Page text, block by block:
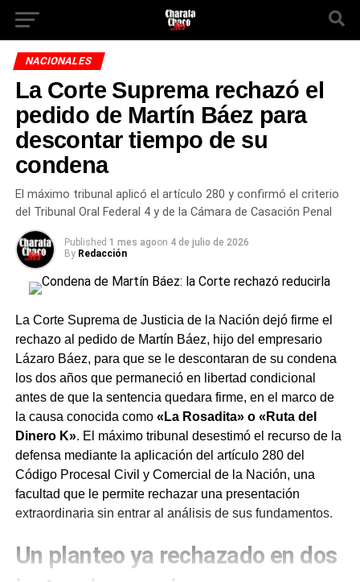
NACIONALES
La Corte Suprema rechazó el
pedido de Martín Báez para
descontar tiempo de su
condena
El máximo tribunal aplicó el artículo 280 y confirmó el criterio
del Tribunal Oral Federal 4 y de la Cámara de Casación Penal
Published 1 mes agoon 4 de julio de 2026
By Redacción
La Corte Suprema de Justicia de la Nación dejó firme el
rechazo al pedido de Martín Báez, hijo del empresario
Lázaro Báez, para que se le descontaran de su condena
los dos años que permaneció en libertad condicional
antes de que la sentencia quedara firme, en el marco de
la causa conocida como «La Rosadita» o «Ruta del
Dinero K». El máximo tribunal desestimó el recurso de la
defensa mediante la aplicación del artículo 280 del
Código Procesal Civil y Comercial de la Nación, una
facultad que le permite rechazar una presentación
extraordinaria sin entrar al análisis de sus fundamentos.
Un planteo ya rechazado en dos